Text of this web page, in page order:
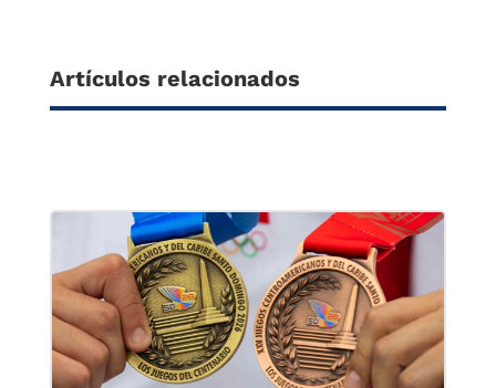
Artículos relacionados